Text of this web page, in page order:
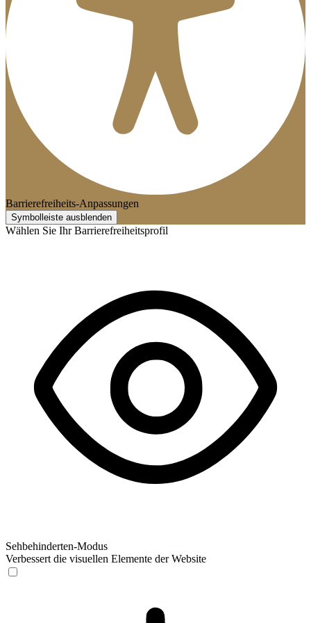
Barrierefreiheits-Anpassungen
Symbolleiste ausblenden
Wählen Sie Ihr Barrierefreiheitsprofil
Sehbehinderten-Modus
Verbessert die visuellen Elemente der Website